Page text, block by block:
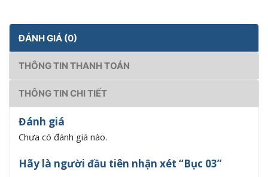
ĐÁNH GIÁ (0)
THÔNG TIN THANH TOÁN
THÔNG TIN CHI TIẾT
Đánh giá
Chưa có đánh giá nào.
Hãy là người đầu tiên nhận xét “Bục 03”